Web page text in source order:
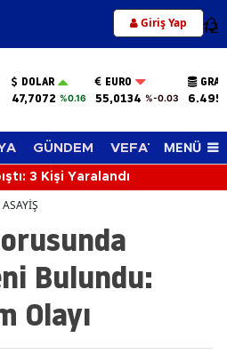
Giriş Yap 12
DOLAR
47,7072 %0.16
EURO
55,0134 %-0.03
GÜNDEM VEFAT EDENLER
MENÜ
3 Kişi Yaralandı
ASAYİŞ
Bulundu:
Olayı